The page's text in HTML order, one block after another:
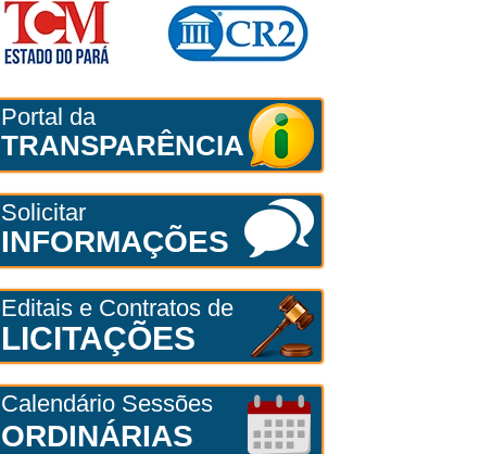
Portal da
TRANSPARÊNCIA
Solicitar
INFORMAÇÕES
Editais e Contratos de
LICITAÇÕES
Calendário Sessões
ORDINÁRIAS